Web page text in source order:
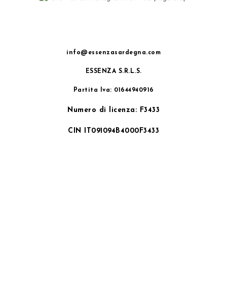
info@essenzasardegna.com
ESSENZA S.R.L.S.
Partita Iva: 01644940916
Numero di licenza: F3433
CIN IT091094B4000F3433